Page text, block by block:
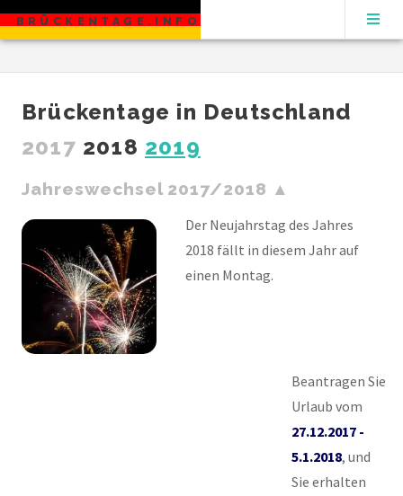
BRÜCKENTAGE.INFO
Brückentage in Deutschland
2017 2018 2019
Jahreswechsel 2017/2018
Der Neujahrstag des Jahres
2018 fällt in diesem Jahr auf
einen Montag.
Beantragen Sie
Urlaub vom
27.12.2017 -
5.1.2018, und
Sie erhalten